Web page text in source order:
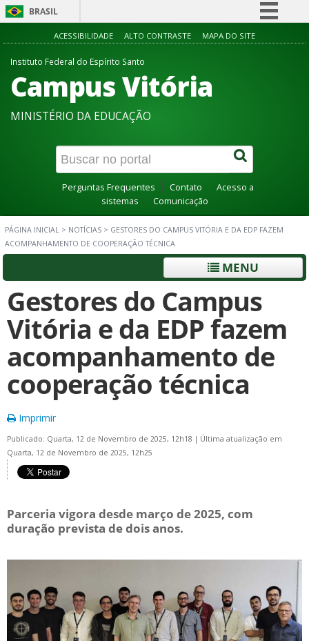
BRASIL
Simplifique!
Acesso à informação
Canais
ACESSIBILIDADE ALTO CONTRASTE MAPA DO SITE
Instituto Federal do Espírito Santo
Campus Vitória
MINISTÉRIO DA EDUCAÇÃO
Perguntas Frequentes Contato
Acesso a
sistemas
Comunicação
PÁGINA INICIAL > NOTÍCIAS > GESTORES DO CAMPUS VITÓRIA E DA EDP FAZEM
ACOMPANHAMENTO DE COOPERAÇÃO TÉCNICA
MENU
Gestores do Campus
Vitória e da EDP fazem
acompanhamento de
cooperação técnica
Imprimir
Publicado: Quarta, 12 de Novembro de 2025, 12h18 | Última atualização em
Quarta, 12 de Novembro de 2025, 12h25
Parceria vigora desde março de 2025, com
duração prevista de dois anos.